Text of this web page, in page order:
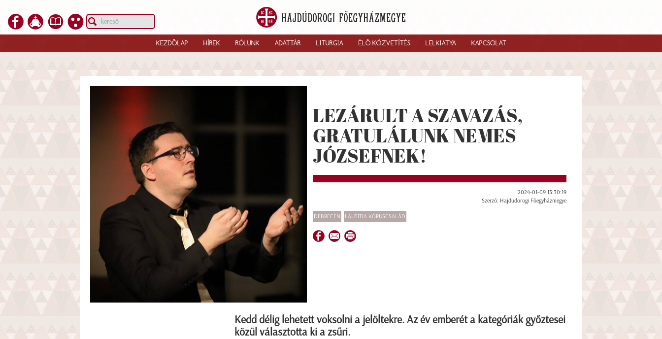
KEZDŐLAP HÍREK RÓLUNK ADATTÁR LITURGIA ÉLŐ KÖZVETÍTÉS LELKIATYA KAPCSOLAT
LEZÁRULT A SZAVAZÁS,
GRATULÁLUNK NEMES
JÓZSEFNEK!
2024-01-09 13:30:19
Szerző: Hajdúdorogi Főegyházmegye
DEBRECEN LAUTITIA KÓRUSCSALÁD
Kedd délig lehetett voksolni a jelöltekre. Az év emberét a kategóriák győztesei
közül választotta ki a zsűri.